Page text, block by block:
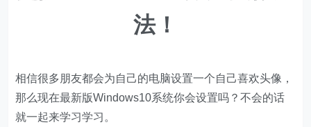
法！
相信很多朋友都会为自己的电脑设置一个自己喜欢头像，
那么现在最新版Windows10系统你会设置吗？不会的话
就一起来学习学习。